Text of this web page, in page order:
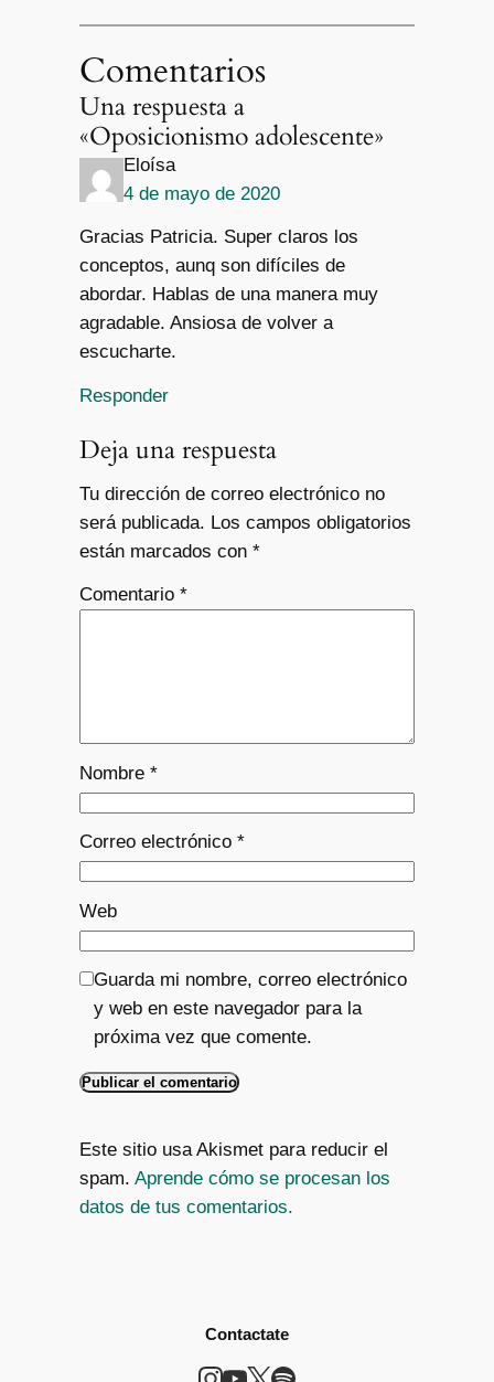
Comentarios
Una respuesta a
«Oposicionismo adolescente»
Eloísa
4 de mayo de 2020
Gracias Patricia. Super claros los
conceptos, aunq son difíciles de
abordar. Hablas de una manera muy
agradable. Ansiosa de volver a
escucharte.
Responder
Deja una respuesta
Tu dirección de correo electrónico no
será publicada. Los campos obligatorios
están marcados con *
Comentario *
Nombre *
Correo electrónico *
Web
Guarda mi nombre, correo electrónico
y web en este navegador para la
próxima vez que comente.
Este sitio usa Akismet para reducir el
spam. Aprende cómo se procesan los
datos de tus comentarios.
Contactate